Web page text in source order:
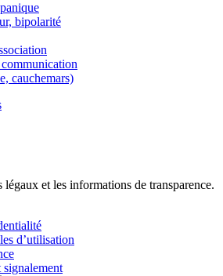
bipolarité
cauchemars)
et les informations de transparence.
d’utilisation
signalement